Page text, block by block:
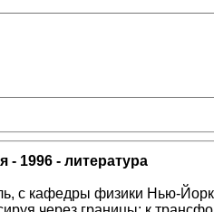
- 1996 - литература
с кафедры физики Нью-